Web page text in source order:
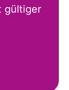
gültiger